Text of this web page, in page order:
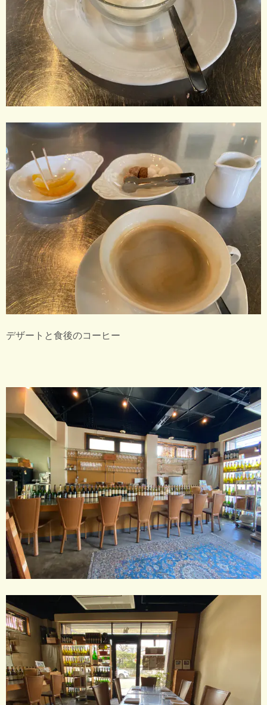
デザートと食後のコーヒー